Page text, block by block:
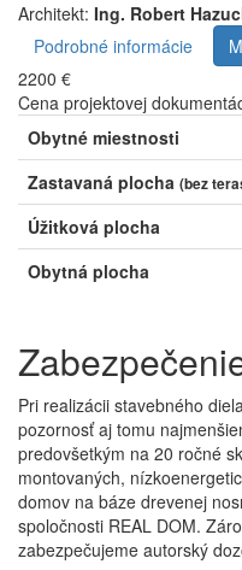
Architekt: Ing. Robert
Podrobné informácie
2200 €
Cena projektovej
Obytné miestnosti
Zastavaná plocha (bez
Úžitková plocha
Obytná plocha
Pri realizácii stavebného
pozornosť aj tomu
predovšetkým na 20 ročné
montovaných,
domov na báze drevenej
spoločnosti REAL DOM.
zabezpečujeme autorský